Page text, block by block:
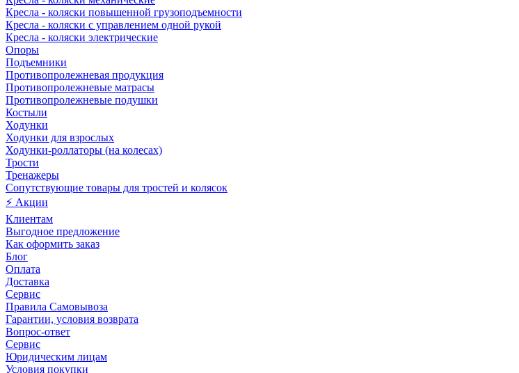
Кресла - коляски повышенной грузоподъемности
Кресла - коляски с управлением одной рукой
Кресла - коляски электрические
Опоры
Подъемники
Противопролежневая продукция
Противопролежневые матрасы
Противопролежневые подушки
Костыли
Ходунки
Ходунки для взрослых
Ходунки-роллаторы (на колесах)
Трости
Тренажеры
Сопутствующие товары для тростей и колясок
⚡ Акции
Клиентам
Выгодное предложение
Как оформить заказ
Блог
Оплата
Доставка
Сервис
Правила Самовывоза
Гарантии, условия возврата
Вопрос-ответ
Сервис
Юридическим лицам
Условия покупки